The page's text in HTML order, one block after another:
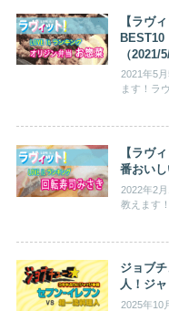
【ラヴ
BEST10
（2021/
2021年5
ます！ラ
【ラヴ
番おいし
2022年2
教えます
ジョブ
人！ジ
2025年10